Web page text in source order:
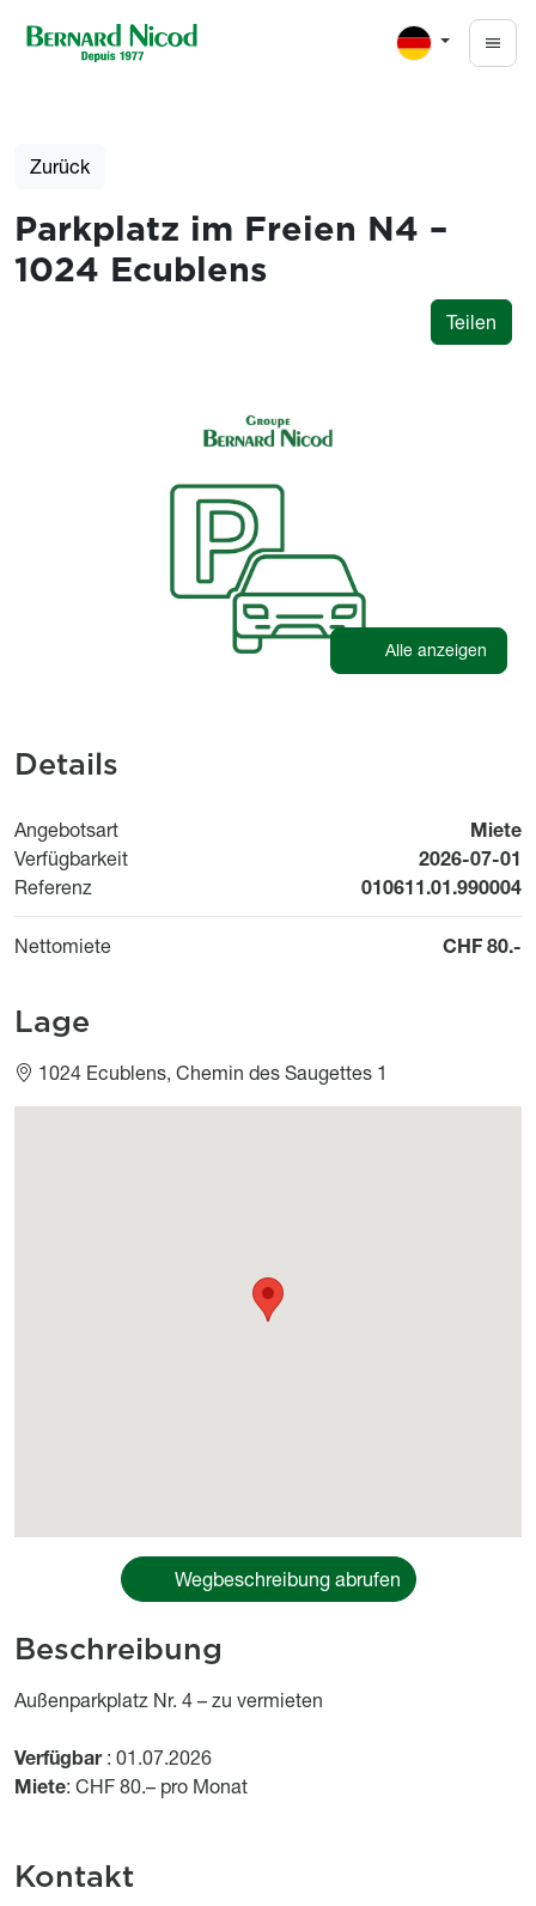
Zurück
Parkplatz im Freien N4 –
1024 Ecublens
Teilen
Alle anzeigen
Details
Angebotsart
Miete
Verfügbarkeit
Available
2026-07-01
Referenz
010611.01.990004
Nettomiete CHF 80.-
Lage
1024 Ecublens, Chemin des Saugettes 1
Wegbeschreibung abrufen
Beschreibung
Object description
Außenparkplatz Nr. 4 – zu vermieten
Verfügbar : 01.07.2026
Miete: CHF 80.– pro Monat
Kontakt